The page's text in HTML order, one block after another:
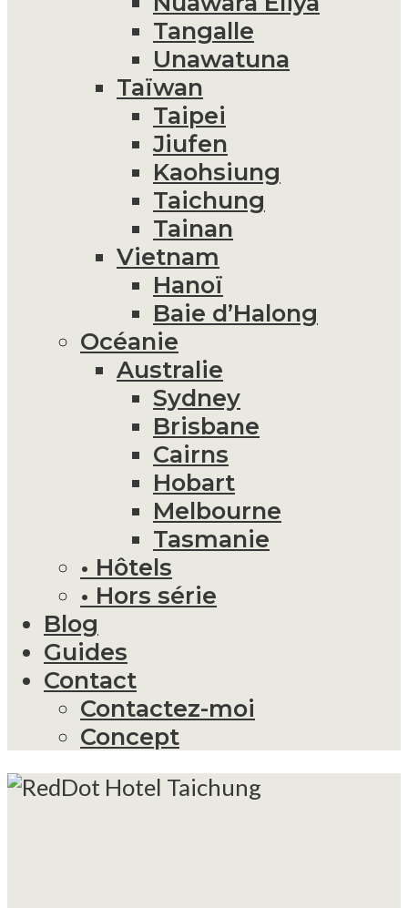
Tangalle
Unawatuna
Taïwan
Taipei
Jiufen
Kaohsiung
Taichung
Tainan
Vietnam
Hanoï
Baie d’Halong
Océanie
Australie
Sydney
Brisbane
Cairns
Hobart
Melbourne
Tasmanie
• Hôtels
• Hors série
Blog
Guides
Contact
Contactez-moi
Concept